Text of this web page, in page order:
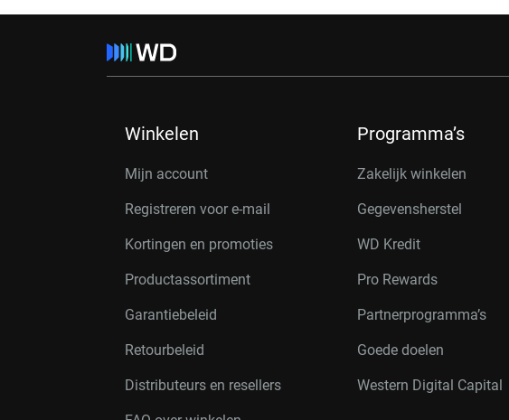
Winkelen
Mijn account
Registreren voor e-mail
Kortingen en promoties
Productassortiment
Garantiebeleid
Retourbeleid
Distributeurs en resellers
Programma’s
Zakelijk winkelen
Gegevensherstel
WD Kredit
Pro Rewards
Partnerprogramma’s
Goede doelen
Western Digital Capital